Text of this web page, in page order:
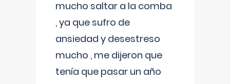
mucho saltar a la comba
, ya que sufro de
ansiedad y desestreso
mucho , me dijeron que
tenía que pasar un año